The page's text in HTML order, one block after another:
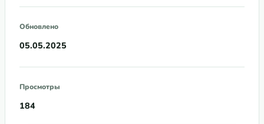
Обновлено
05.05.2025
Просмотры
184